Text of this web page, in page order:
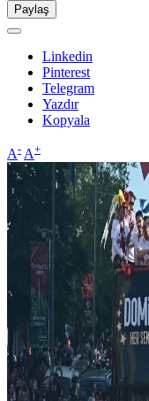
Paylaş
Linkedin
Pinterest
Telegram
Yazdır
Kopyala
A- A+